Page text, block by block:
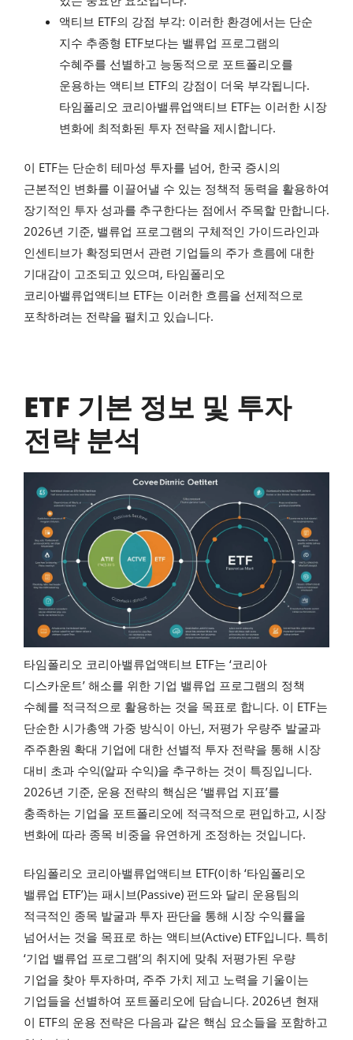
액티브 ETF의 강점 부각: 이러한 환경에서는 단순
지수 추종형 ETF보다는 밸류업 프로그램의
수혜주를 선별하고 능동적으로 포트폴리오를
운용하는 액티브 ETF의 강점이 더욱 부각됩니다.
타임폴리오 코리아밸류업액티브 ETF는 이러한 시장
변화에 최적화된 투자 전략을 제시합니다.
이 ETF는 단순히 테마성 투자를 넘어, 한국 증시의
근본적인 변화를 이끌어낼 수 있는 정책적 동력을 활용하여
장기적인 투자 성과를 추구한다는 점에서 주목할 만합니다.
2026년 기준, 밸류업 프로그램의 구체적인 가이드라인과
인센티브가 확정되면서 관련 기업들의 주가 흐름에 대한
기대감이 고조되고 있으며, 타임폴리오
코리아밸류업액티브 ETF는 이러한 흐름을 선제적으로
포착하려는 전략을 펼치고 있습니다.
ETF 기본 정보 및 투자
전략 분석
타임폴리오 코리아밸류업액티브 ETF는 ‘코리아
디스카운트’ 해소를 위한 기업 밸류업 프로그램의 정책
수혜를 적극적으로 활용하는 것을 목표로 합니다. 이 ETF는
단순한 시가총액 가중 방식이 아닌, 저평가 우량주 발굴과
주주환원 확대 기업에 대한 선별적 투자 전략을 통해 시장
대비 초과 수익(알파 수익)을 추구하는 것이 특징입니다.
2026년 기준, 운용 전략의 핵심은 ‘밸류업 지표’를
충족하는 기업을 포트폴리오에 적극적으로 편입하고, 시장
변화에 따라 종목 비중을 유연하게 조정하는 것입니다.
타임폴리오 코리아밸류업액티브 ETF(이하 ‘타임폴리오
밸류업 ETF’)는 패시브(Passive) 펀드와 달리 운용팀의
적극적인 종목 발굴과 투자 판단을 통해 시장 수익률을
넘어서는 것을 목표로 하는 액티브(Active) ETF입니다. 특히
‘기업 밸류업 프로그램’의 취지에 맞춰 저평가된 우량
기업을 찾아 투자하며, 주주 가치 제고 노력을 기울이는
기업들을 선별하여 포트폴리오에 담습니다. 2026년 현재
이 ETF의 운용 전략은 다음과 같은 핵심 요소들을 포함하고